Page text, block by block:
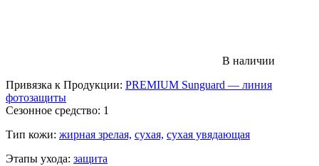
В наличии
Привязка к Продукции: PREMIUM Sunguard — линия
фотозащиты
Сезонное средство: 1
Тип кожи: жирная зрелая, сухая, сухая увядающая
Этапы ухода: защита